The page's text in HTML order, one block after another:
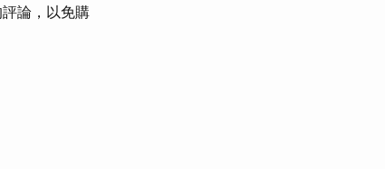
論，以免購